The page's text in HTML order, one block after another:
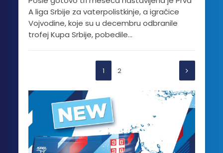
A liga Srbije za vaterpolistkinje, a igračice
Vojvodine, koje su u decembru odbranile
trofej Kupa Srbije, pobedile...
1 2